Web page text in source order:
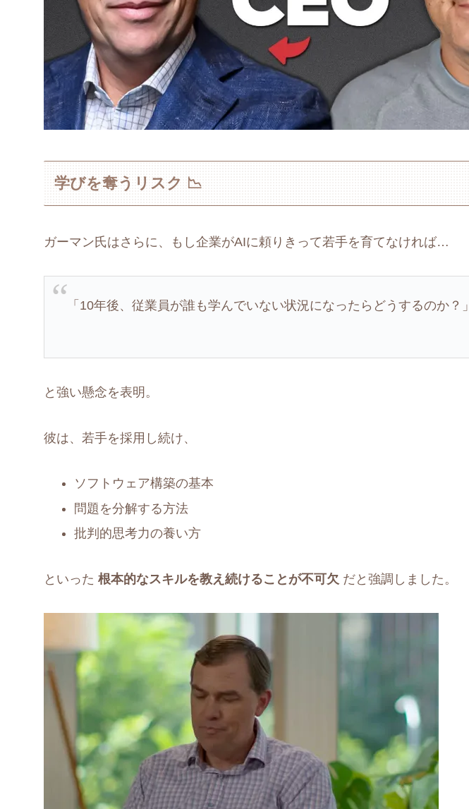
学びを奪うリスク 📉
ガーマン氏はさらに、もし企業がAIに頼りきって若手を育てなければ…
「10年後、従業員が誰も学んでいない状況になったらどうするのか？」
と強い懸念を表明。
彼は、若手を採用し続け、
ソフトウェア構築の基本
問題を分解する方法
批判的思考力の養い方
といった 根本的なスキルを教え続けることが不可欠 だと強調しました。